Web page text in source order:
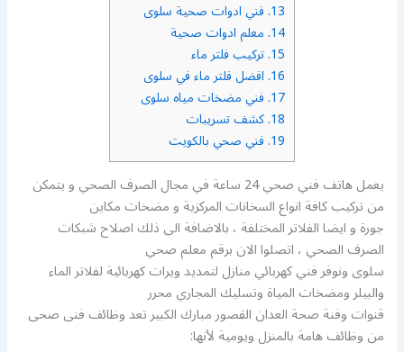
13. فني ادوات صحية سلوى
14. معلم ادوات صحية
15. تركيب فلتر ماء
16. افضل فلتر ماء في سلوى
17. فني مضخات مياه سلوى
18. كشف تسريبات
19. فني صحي بالكويت
يعمل هاتف فني صحي 24 ساعة في مجال الصرف الصحي و يتمكن
من تركيب كافة انواع السخانات المركزية و مضخات مكاين
جورة و ايضا الفلاتر المختلفة ، بالاضافة الى ذلك اصلاح شبكات
الصرف الصحي ، اتصلوا الان برقم معلم صحي
سلوى ونوفر فني كهربائي منازل لتمديد ويرات كهربائية لفلاتر الماء
والبيلر ومضخات المياة وتسليك المجاري محرر
قنوات وفنة صحة العدان القصور مبارك الكبير تعد وظائف فنى صحى
من وظائف هامة بالمنزل ويومية لأنها: